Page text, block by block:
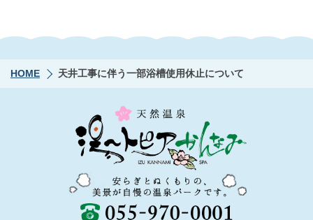
HOME 天井工事に伴う一部浴槽使用休止について